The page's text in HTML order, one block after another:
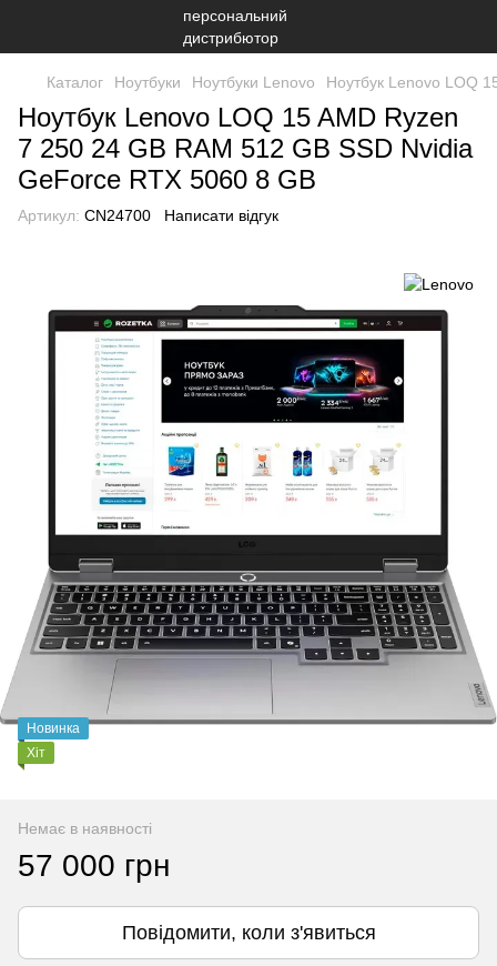
Каталог Ноутбуки Ноутбуки Lenovo Ноутбук Lenovo LOQ
Ноутбук Lenovo LOQ 15 AMD Ryzen
7 250 24 GB RAM 512 GB SSD Nvidia
GeForce RTX 5060 8 GB
Артикул: CN24700 Написати відгук
Новинка
Хіт
Немає в наявності
57 000 грн
Повідомити, коли з'явиться